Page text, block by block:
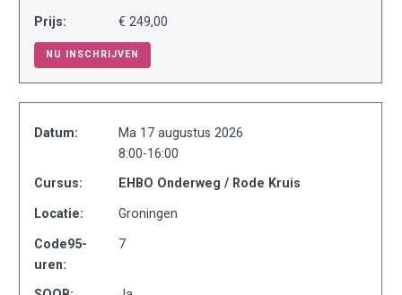
Prijs: € 249,00
NU INSCHRIJVEN
Datum:
Ma 17 augustus 2026
8:00-16:00
Cursus: EHBO Onderweg / Rode Kruis
Locatie: Groningen
Code95-
uren:
7